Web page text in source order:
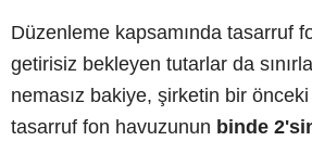
Düzenleme kapsamında tasarruf
getirisiz bekleyen tutarlar da
nemasız bakiye, şirketin bir
tasarruf fon havuzunun binde